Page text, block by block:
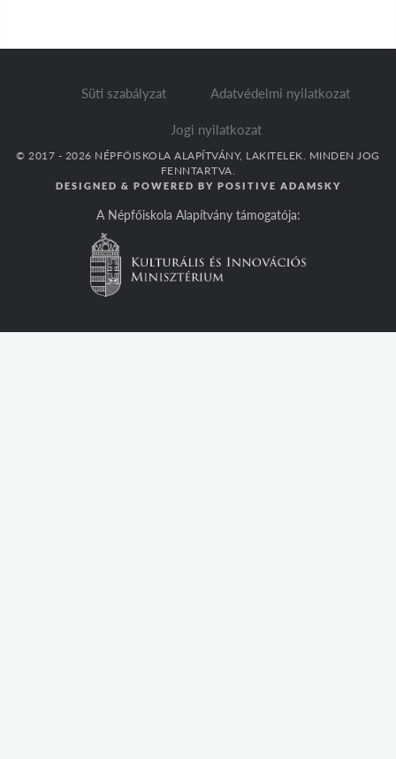
Süti szabályzat Adatvédelmi nyilatkozat
Jogi nyilatkozat
© 2017 - 2026 NÉPFŐISKOLA ALAPÍTVÁNY, LAKITELEK. MINDEN JOG
FENNTARTVA.
DESIGNED & POWERED BY POSITIVE ADAMSKY
A Népfőiskola Alapítvány támogatója: